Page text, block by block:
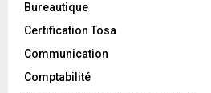
Bureautique
Certification Tosa
Communication
Comptabilité